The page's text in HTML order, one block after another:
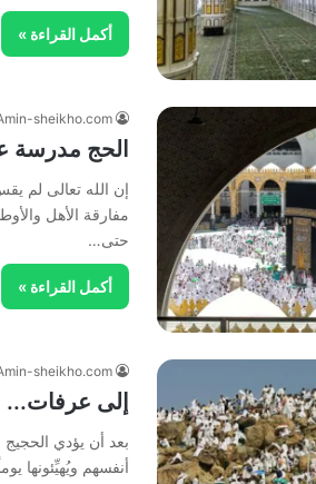
أكمل القراءة »
sheikho.com
الحج مدرسة
إن الله تعالى لم
مفارقة الأهل
حتى…
أكمل القراءة »
sheikho.com
إلى عرفات...
بعد أن يؤدي
أنفسهم ويُهيِّئونها